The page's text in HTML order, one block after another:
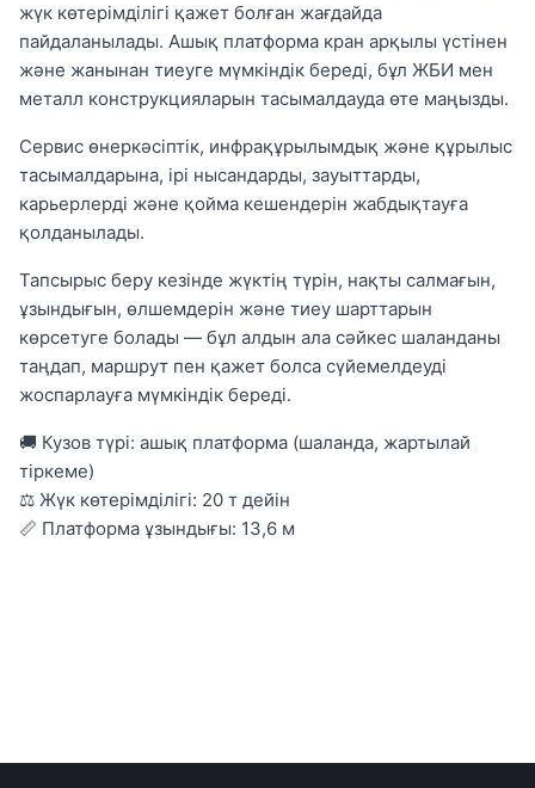
жүк көтерімділігі қажет болған жағдайда
пайдаланылады. Ашық платформа кран арқылы үстінен
және жанынан тиеуге мүмкіндік береді, бұл ЖБИ мен
металл конструкцияларын тасымалдауда өте маңызды.
Сервис өнеркәсіптік, инфрақұрылымдық және құрылыс
тасымалдарына, ірі нысандарды, зауыттарды,
карьерлерді және қойма кешендерін жабдықтауға
қолданылады.
Тапсырыс беру кезінде жүктің түрін, нақты салмағын,
ұзындығын, өлшемдерін және тиеу шарттарын
көрсетуге болады — бұл алдын ала сәйкес шаланданы
таңдап, маршрут пен қажет болса сүйемелдеуді
жоспарлауға мүмкіндік береді.
🚚 Кузов түрі: ашық платформа (шаланда, жартылай
тіркеме)
⚖ Жүк көтерімділігі: 20 т дейін
📏 Платформа ұзындығы: 13,6 м